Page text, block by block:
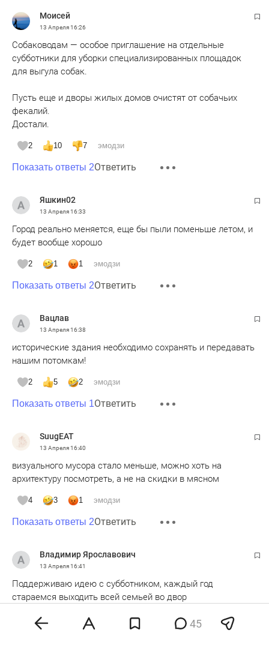
Moисeй
13 Апреля16:26
Собаководам — особое приглашение на отдельные
субботники для уборки специализированных площадок
для выгула собак.
Пусть еще и дворы жилых домов очистят от собачьих
фекалий.
Достали.
2 10 7 эмодзи
Показать ответы 2Ответить
Яшкин02
13 Апреля16:33
Город реально меняется, еще бы пыли поменьше летом, и
будет вообще хорошо
2 1 1 эмодзи
Показать ответы 2Ответить
Вацлав
13 Апреля16:38
исторические здания необходимо сохранять и передавать
нашим потомкам!
2 5 2 эмодзи
Показать ответы 1Ответить
SuugEAT
13 Апреля16:40
визуального мусора стало меньше, можно хоть на
архитектуру посмотреть, а не на скидки в мясном
4 3 1 эмодзи
Показать ответы 2Ответить
Владимир Ярославович
13 Апреля16:41
Поддерживаю идею с субботником, каждый год
стараемся выходить всей семьей во двор
45